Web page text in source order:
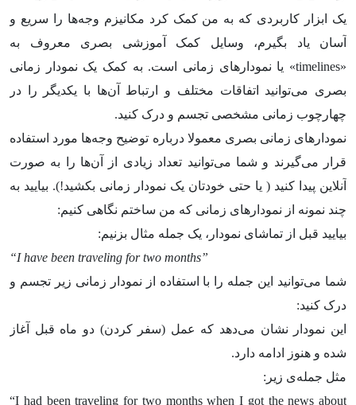
یک ابزار کاربردی که به من کمک کرد مکانیزم وجه‌ها را سریع و
آسان یاد بگیرم، وسایل کمک آموزشی بصری معروف به
«timelines» یا نمودارهای زمانی است. به کمک یک نمودار زمانی
بصری می‌توانید اتفاقات مختلف و ارتباط آن‌ها با یکدیگر را در
چهارچوب زمانی مشخصی تجسم و درک کنید.
نمودار‌های زمانی بصری معمولا درباره توضیح وجه‌ها مورد استفاده
قرار می‌گیرند و شما می‌توانید تعداد زیادی از آن‌ها را به صورت
آنلاین پیدا کنید ( یا حتی خودتان یک نمودار زمانی بکشید!). بیایید به
چند نمونه از نمودار‌های زمانی که من ساختم نگاهی کنیم:‌
بیایید قبل از تماشای نمودار، یک جمله مثال بزنیم:
“I have been traveling for two months”
شما می‌توانید این جمله را با استفاده از نمودار زمانی زیر تجسم و
درک کنید:
این نمودار نشان می‌دهد که عمل (سفر کردن) دو ماه قبل آغاز
شده و هنوز ادامه دارد.
مثل جمله‌ی زیر:
“I had been traveling for two months when I got the news about